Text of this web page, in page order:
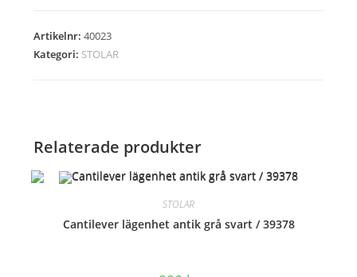
antikgrå
/
Artikelnr:40023
Kategori: STOLAR
Relaterade produkter
STOLAR
Cantilever lägenhet antik grå svart / 39378